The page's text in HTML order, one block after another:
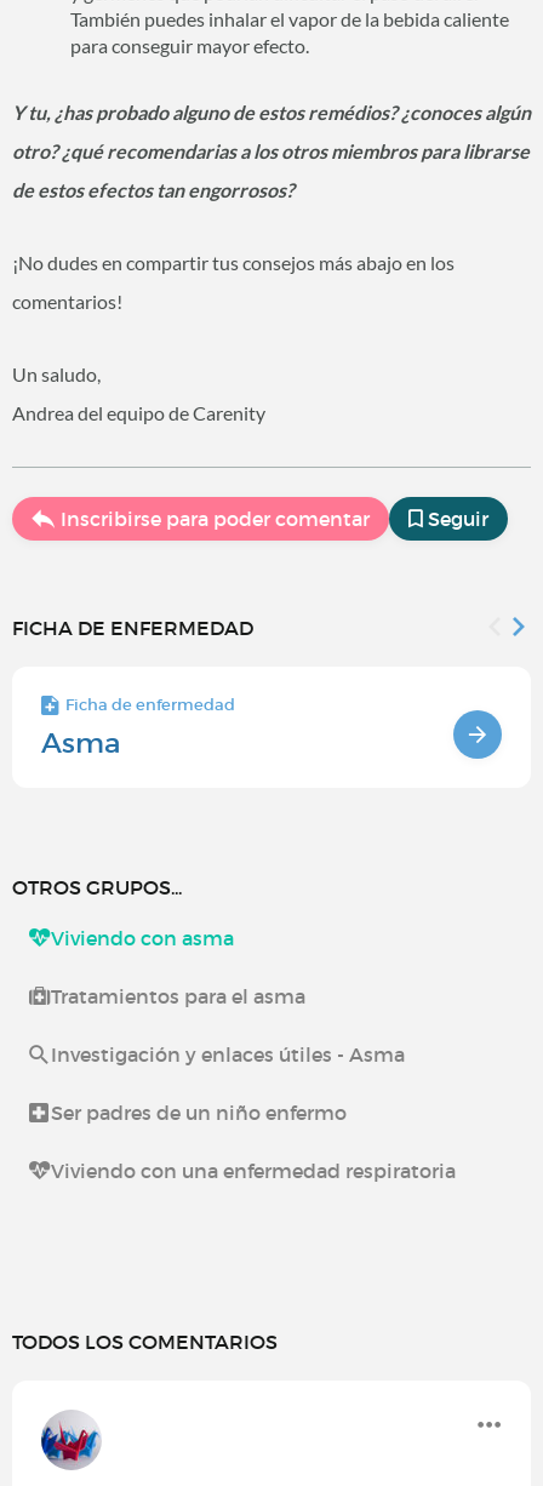
También puedes inhalar el vapor de la bebida caliente
para conseguir mayor efecto.
Y tu, ¿has probado alguno de estos remédios? ¿conoces algún
otro? ¿qué recomendarias a los otros miembros para librarse
de estos efectos tan engorrosos?
¡No dudes en compartir tus consejos más abajo en los
comentarios!
Un saludo,
Andrea del equipo de Carenity
Inscribirse para poder comentar Seguir
FICHA DE ENFERMEDAD
Ficha de enfermedad
Asma
OTROS GRUPOS...
Viviendo con asma
Tratamientos para el asma
Investigación y enlaces útiles - Asma
Ser padres de un niño enfermo
Viviendo con una enfermedad respiratoria
TODOS LOS COMENTARIOS